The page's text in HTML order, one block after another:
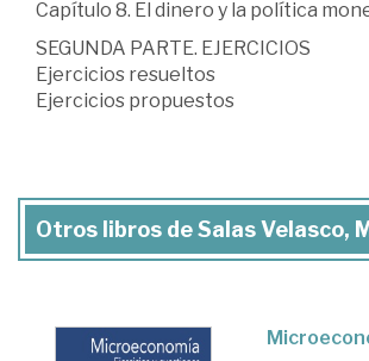
Capítulo 8. El dinero y la política
SEGUNDA PARTE. EJERCICIOS
Ejercicios resueltos
Ejercicios propuestos
Otros libros de Salas Velasco,